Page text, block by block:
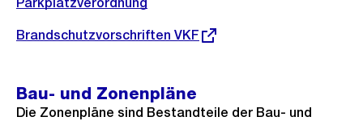
Externer
Brandschutzvorschriften VKF
Bau- und Zonenpläne
Die Zonenpläne sind Bestandteile der Bau- und